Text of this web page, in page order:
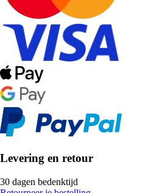
Levering en retour
30 dagen bedenktijd